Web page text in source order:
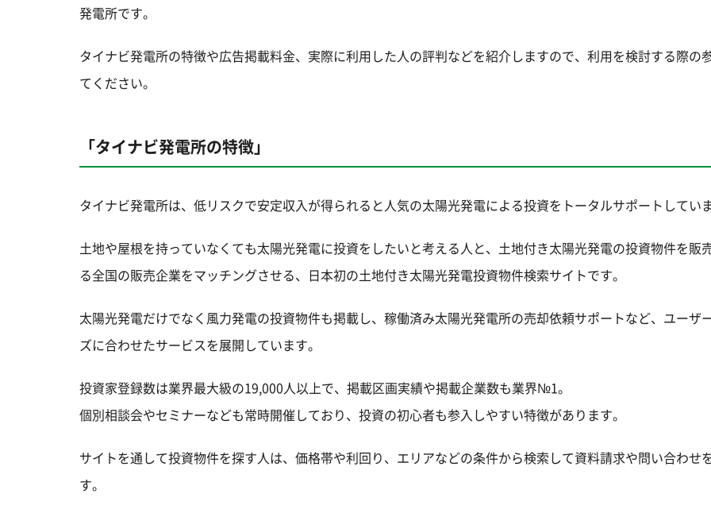
発電所です。
タイナビ発電所の特徴や広告掲載料金、実際に利用した人の評判などを紹介しますので、利用を検討する際の
てください。
「タイナビ発電所の特徴」
タイナビ発電所は、低リスクで安定収入が得られると人気の太陽光発電による投資をトータルサポートしていま
土地や屋根を持っていなくても太陽光発電に投資をしたいと考える人と、土地付き太陽光発電の投資物件を販
る全国の販売企業をマッチングさせる、日本初の土地付き太陽光発電投資物件検索サイトです。
太陽光発電だけでなく風力発電の投資物件も掲載し、稼働済み太陽光発電所の売却依頼サポートなど、ユーザ
ズに合わせたサービスを展開しています。
投資家登録数は業界最大級の19,000人以上で、掲載区画実績や掲載企業数も業界№1。
個別相談会やセミナーなども常時開催しており、投資の初心者も参入しやすい特徴があります。
サイトを通して投資物件を探す人は、価格帯や利回り、エリアなどの条件から検索して資料請求や問い合わせ
す。